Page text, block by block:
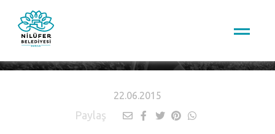
22.06.2015
Paylaş